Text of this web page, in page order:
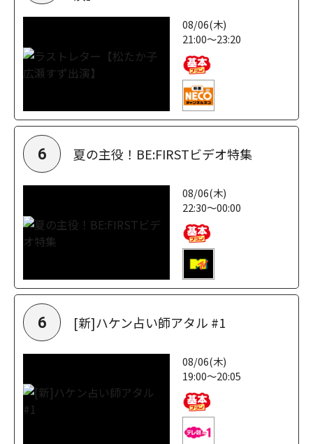
08/06(木)
21:00～23:20
6 夏の主役！BE:FIRSTビデオ特集
08/06(木)
22:30～00:00
6 [新]ハケン占い師アタル #1
08/06(木)
19:00～20:05